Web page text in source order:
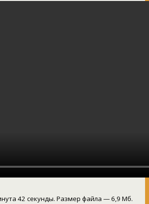
42 секунды. Размер файла — 6,9 Мб.